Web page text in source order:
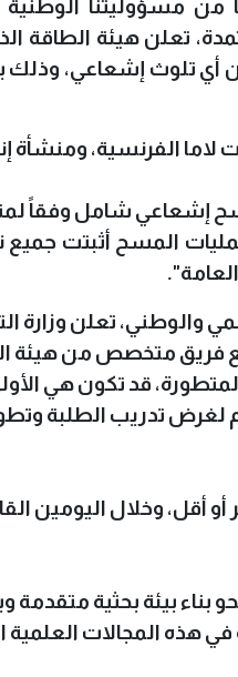
مسؤوليتنا الوطنية
تعلن هيئة الطاقة
أي تلوث إشعاعي،
لاما الفرنسية، ومنشأة
إشعاعي شامل وفقاً
المسح أثبتت جميع
والوطني، تعلن وزارة
فريق متخصص من هيئة
قد تكون هي
تدريب الطلبة
أقل، وخلال اليومين
بناء بيئة بحثية متقدمة
هذه المجالات العلمية